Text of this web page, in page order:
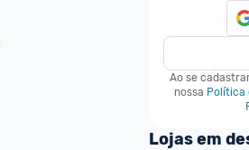
Ao se
nossa Política
Lojas em